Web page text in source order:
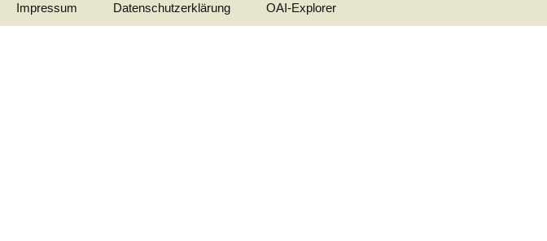
Impressum Datenschutzerklärung OAI-Explorer